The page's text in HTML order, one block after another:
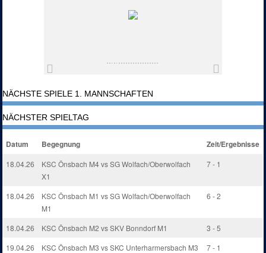
NÄCHSTE SPIELE 1. MANNSCHAFTEN
NÄCHSTER SPIELTAG
Datum Begegnung Zeit/Ergebnisse
18.04.26
KSC Önsbach M4 vs SG Wolfach/Oberwolfach
X1
7 - 1
18.04.26
KSC Önsbach M1 vs SG Wolfach/Oberwolfach
M1
6 - 2
18.04.26 KSC Önsbach M2 vs SKV Bonndorf M1
3 - 5
19.04.26
KSC Önsbach M3 vs SKC Unterharmersbach M3
7 - 1